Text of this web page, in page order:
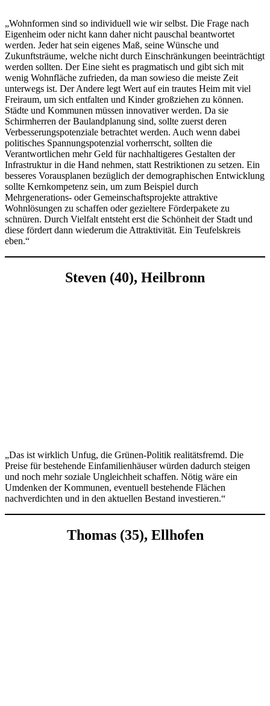
„Wohnformen sind so individuell wie wir selbst. Die Frage nach
Eigenheim oder nicht kann daher nicht pauschal beantwortet
werden. Jeder hat sein eigenes Maß, seine Wünsche und
Zukunftsträume, welche nicht durch Einschränkungen beeinträchtigt
werden sollten. Der Eine sieht es pragmatisch und gibt sich mit
wenig Wohnfläche zufrieden, da man sowieso die meiste Zeit
unterwegs ist. Der Andere legt Wert auf ein trautes Heim mit viel
Freiraum, um sich entfalten und Kinder großziehen zu können.
Städte und Kommunen müssen innovativer werden. Da sie
Schirmherren der Baulandplanung sind, sollte zuerst deren
Verbesserungspotenziale betrachtet werden. Auch wenn dabei
politisches Spannungspotenzial vorherrscht, sollten die
Verantwortlichen mehr Geld für nachhaltigeres Gestalten der
Infrastruktur in die Hand nehmen, statt Restriktionen zu setzen. Ein
besseres Vorausplanen bezüglich der demographischen Entwicklung
sollte Kernkompetenz sein, um zum Beispiel durch
Mehrgenerations- oder Gemeinschaftsprojekte attraktive
Wohnlösungen zu schaffen oder gezieltere Förderpakete zu
schnüren. Durch Vielfalt entsteht erst die Schönheit der Stadt und
diese fördert dann wiederum die Attraktivität. Ein Teufelskreis
eben.“
Steven (40), Heilbronn
„Das ist wirklich Unfug, die Grünen-Politik realitätsfremd. Die
Preise für bestehende Einfamilienhäuser würden dadurch steigen
und noch mehr soziale Ungleichheit schaffen. Nötig wäre ein
Umdenken der Kommunen, eventuell bestehende Flächen
nachverdichten und in den aktuellen Bestand investieren.“
Thomas (35), Ellhofen